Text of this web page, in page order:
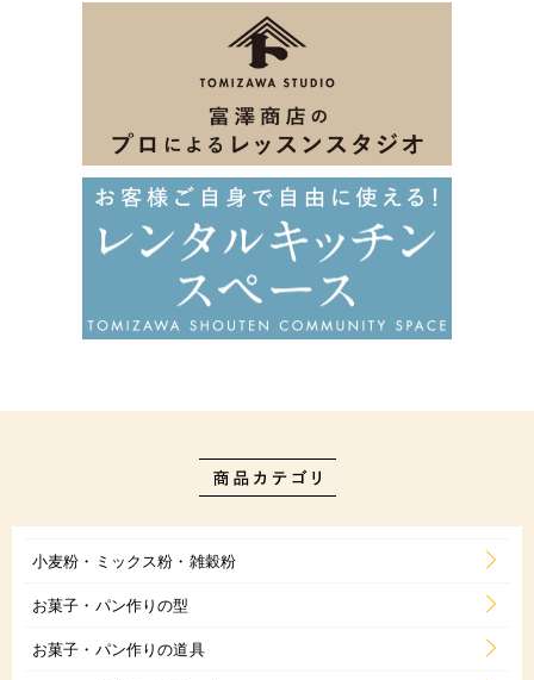
小麦粉・ミックス粉・雑穀粉
お菓子・パン作りの型
お菓子・パン作りの道具